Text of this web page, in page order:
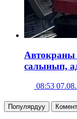
Автокраны
салынып,
08:53
Популярдуу